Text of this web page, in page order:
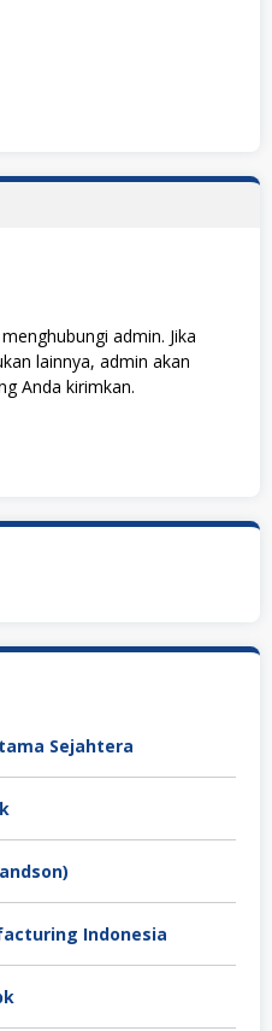
admin. Jika
lainnya, admin akan
Anda kirimkan.
Sejahtera
Indonesia